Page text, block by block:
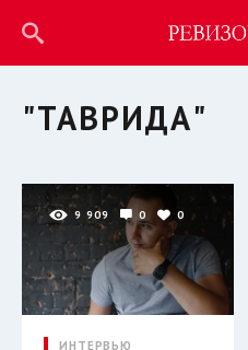
"ТАВРИДА"
9 909 0 0
ИНТЕРВЬЮ